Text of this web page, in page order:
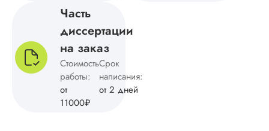
Часть
диссертации
на заказ
Стоимость
работы:
от
11000₽
Срок
написания:
от 2 дней